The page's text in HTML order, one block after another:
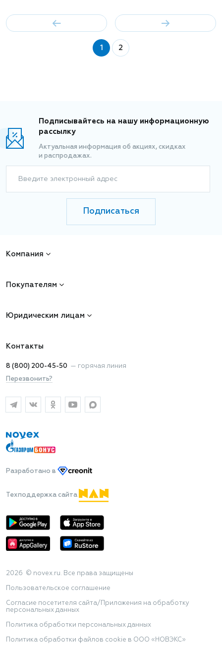
1 2
Подписывайтесь на нашу информационную
рассылку
Актуальная информация об акциях, скидках
и распродажах.
Введите электронный адрес
Подписаться
Компания
Покупателям
Юридическим лицам
Контакты
8 (800) 200-45-50 — горячая линия
Перезвонить?
Разработано в
Техподдержка сайта
2026 © novex.ru. Все права защищены
Пользовательское соглашение
Согласие посетителя сайта/Приложения на обработку
персональных данных
Политика обработки персональных данных
Политика обработки файлов cookie в ООО «НОВЭКС»